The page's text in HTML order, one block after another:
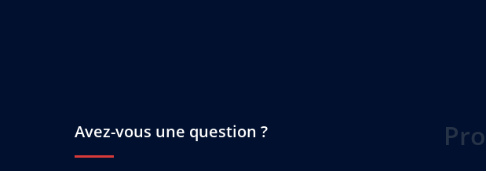
Avez-vous une question ?